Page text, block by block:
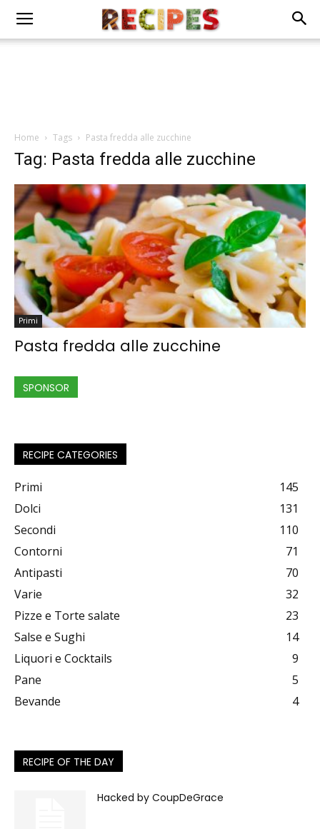
Home Tags Pasta fredda alle zucchine
Tag: Pasta fredda alle zucchine
Primi
Pasta fredda alle zucchine
SPONSOR
RECIPE CATEGORIES
Primi
145
Dolci
131
Secondi
110
Contorni
71
Antipasti
70
Varie
32
Pizze e Torte salate
23
Salse e Sughi
14
Liquori e Cocktails
9
Pane
5
Bevande
4
RECIPE OF THE DAY
Hacked by CoupDeGrace